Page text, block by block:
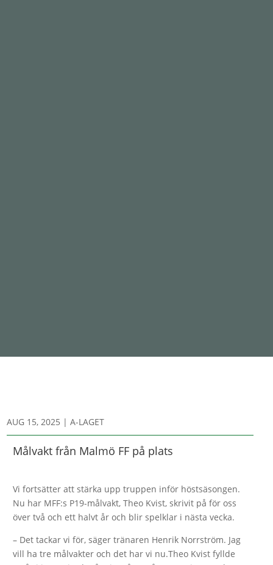
AUG 15, 2025 |A-LAGET
Målvakt från Malmö FF på plats
Vi fortsätter att stärka upp truppen inför höstsäsongen.
Nu har MFF:s P19-målvakt, Theo Kvist, skrivit på för oss
över två och ett halvt år och blir spelklar i nästa vecka.
– Det tackar vi för, säger tränaren Henrik Norrström. Jag
vill ha tre målvakter och det har vi nu.Theo Kvist fyllde